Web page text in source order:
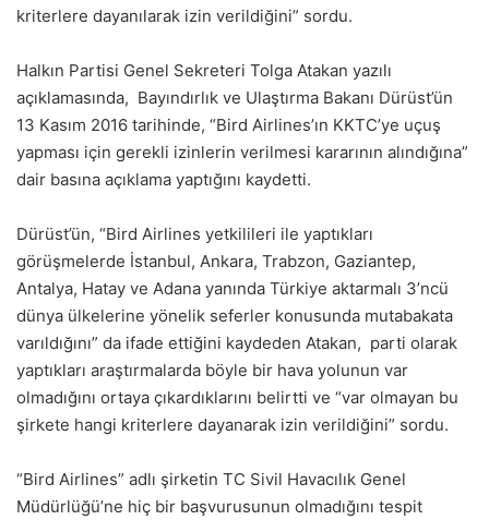
kriterlere dayanılarak izin verildiğini” sordu.
Halkın Partisi Genel Sekreteri Tolga Atakan yazılı
açıklamasında, Bayındırlık ve Ulaştırma Bakanı Dürüst’ün
13 Kasım 2016 tarihinde, “Bird Airlines’ın KKTC’ye uçuş
yapması için gerekli izinlerin verilmesi kararının alındığına”
dair basına açıklama yaptığını kaydetti.
Dürüst’ün, “Bird Airlines yetkilileri ile yaptıkları
görüşmelerde İstanbul, Ankara, Trabzon, Gaziantep,
Antalya, Hatay ve Adana yanında Türkiye aktarmalı 3’ncü
dünya ülkelerine yönelik seferler konusunda mutabakata
varıldığını” da ifade ettiğini kaydeden Atakan, parti olarak
yaptıkları araştırmalarda böyle bir hava yolunun var
olmadığını ortaya çıkardıklarını belirtti ve “var olmayan bu
şirkete hangi kriterlere dayanarak izin verildiğini” sordu.
“Bird Airlines” adlı şirketin TC Sivil Havacılık Genel
Müdürlüğü’ne hiç bir başvurusunun olmadığını tespit